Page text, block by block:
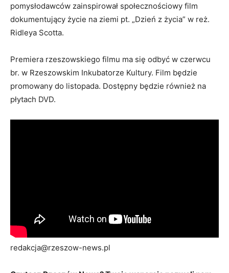
pomysłodawców zainspirował społecznościowy film
dokumentujący życie na ziemi pt. „Dzień z życia” w reż.
Ridleya Scotta.
Premiera rzeszowskiego filmu ma się odbyć w czerwcu
br. w Rzeszowskim Inkubatorze Kultury. Film będzie
promowany do listopada. Dostępny będzie również na
płytach DVD.
redakcja@rzeszow-news.pl